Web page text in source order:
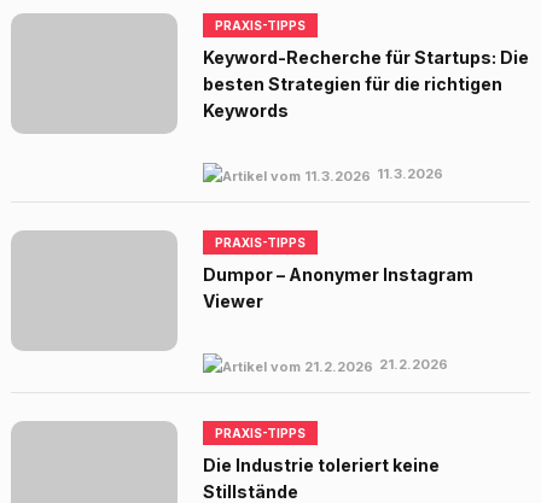
PRAXIS-TIPPS
Keyword-Recherche für Startups: Die
besten Strategien für die richtigen
Keywords
11.3.2026
PRAXIS-TIPPS
Dumpor – Anonymer Instagram
Viewer
21.2.2026
PRAXIS-TIPPS
Die Industrie toleriert keine
Stillstände